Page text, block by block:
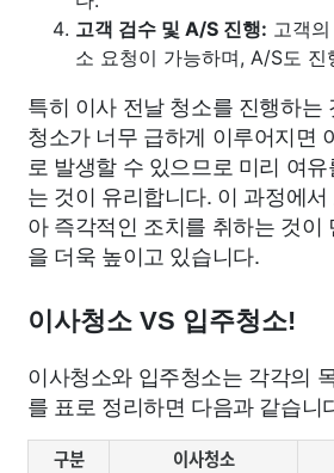
고객 검수 및 A/S 진행: 고객
소 요청이 가능하며, A/S도 진
특히 이사 전날 청소를 진행하는
청소가 너무 급하게 이루어지면
로 발생할 수 있으므로 미리 여
는 것이 유리합니다. 이 과정에
아 즉각적인 조치를 취하는 것이
을 더욱 높이고 있습니다.
이사청소 VS 입주청소!
이사청소와 입주청소는 각각의
를 표로 정리하면 다음과 같습니
구분 이사청소